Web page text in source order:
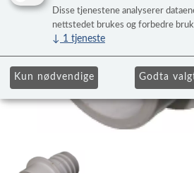
Disse tjenestene analyserer
nettstedet brukes og forbedre
↓ 1 tjeneste
Kun nødvendige Godta